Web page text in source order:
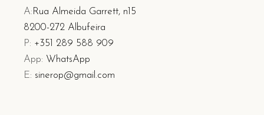
A: Rua Almeida Garrett, n15
8200-272 Albufeira
P: +351 289 588 909
App: WhatsApp
E: sinerop@gmail.com